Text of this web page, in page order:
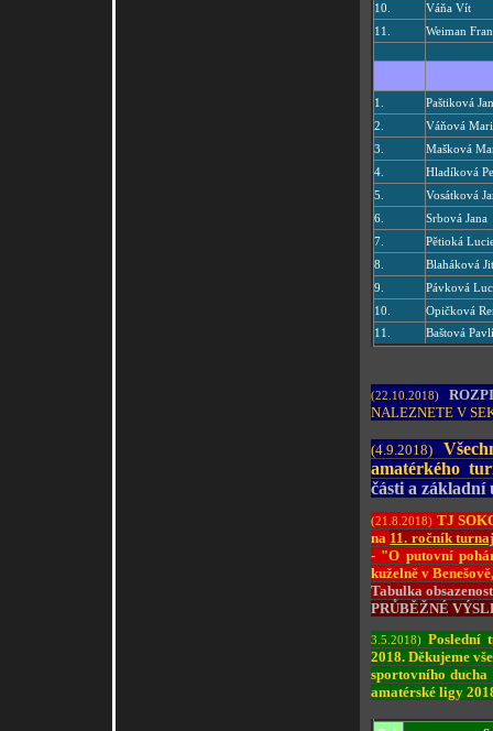
10.
Váňa Vít
11.
Weiman
1.
Paštiková
2.
Váňová
3.
Mašková
4.
Hladíková
5.
Vosátková
6.
Srbová Jana
7.
Pětioká
8.
Blaháková
9.
Pávková
10.
Opičková
11.
Baštová
(22.10.2018)
NALEZNETE V
(4.9.2018)
amatérkého
části a základní
(21.8.2018) TJ
na 11. ročník
- "O putovní
kuželně v
Tabulka
PRŮBĚŽNÉ
3.5.2018) Poslední
2018. Děkujeme
sportovního
amatérské ligy